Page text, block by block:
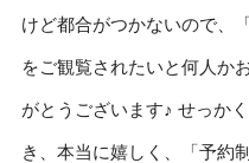
けど都合がつかないので、
をご観覧されたいと何人か
がとうございます♪ せっか
き、本当に嬉しく、「予約